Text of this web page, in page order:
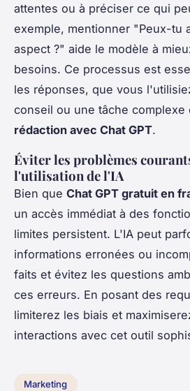
attentes ou à préciser ce qui
exemple, mentionner "Peux-tu
aspect ?" aide le modèle à
besoins. Ce processus est
les réponses, que vous
conseil ou une tâche complexe
rédaction avec Chat GPT.
Éviter les problèmes
l'utilisation de l'IA
Bien que Chat GPT gratuit en
un accès immédiat à des
limites persistent. L'IA peut
informations erronées ou
faits et évitez les questions
ces erreurs. En posant des
limiterez les biais et
interactions avec cet outil
Marketing